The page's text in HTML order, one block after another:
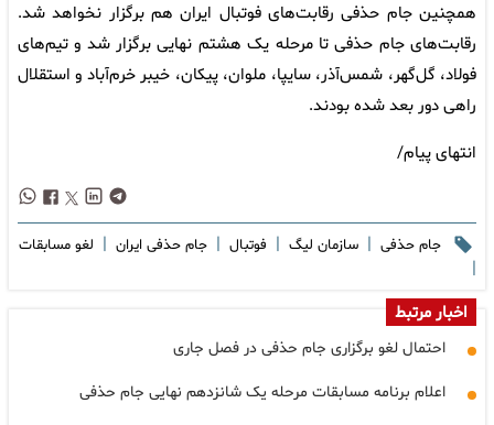
همچنین جام حذفی رقابت‌های فوتبال ایران هم برگزار نخواهد شد.
رقابت‌های جام حذفی تا مرحله یک هشتم نهایی برگزار شد و تیم‌های
فولاد، گل‌گهر، شمس‌آذر، سایپا، ملوان، پیکان، خیبر خرم‌آباد و استقلال
راهی دور بعد شده بودند.
انتهای پیام/
جام حذفی | سازمان لیگ | فوتبال | جام حذفی ایران | لغو مسابقات
|
اخبار مرتبط
احتمال لغو برگزاری جام حذفی در فصل جاری
اعلام برنامه مسابقات مرحله یک شانزدهم نهایی جام حذفی